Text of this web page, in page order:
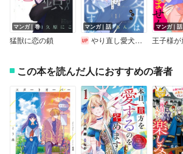
マンガ｜巻
猛獣に恋の鎖
マンガ｜話
やり直し愛犬は今世も恋する【マイクロ】
マンガ｜話
この本を読んだ人におすすめの著者